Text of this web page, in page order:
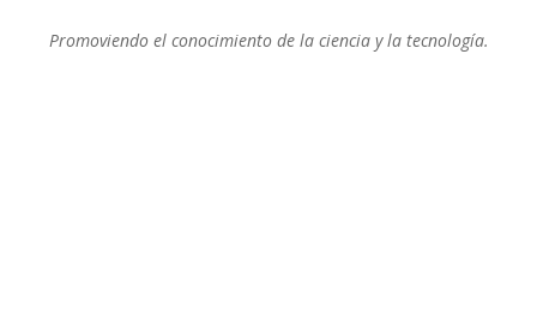
Promoviendo el conocimiento de la ciencia y la tecnología.